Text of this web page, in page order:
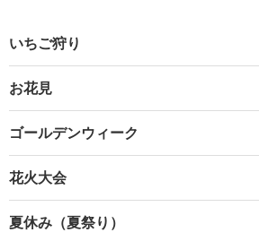
いちご狩り
お花見
ゴールデンウィーク
花火大会
夏休み（夏祭り）